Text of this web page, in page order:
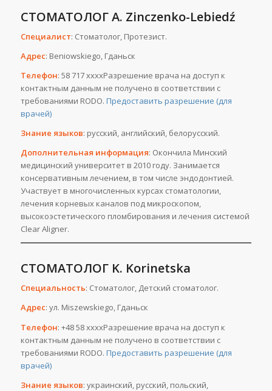
СТОМАТОЛОГ A. Zinczenko-Lebiedź
Специалист: Стоматолог, Протезист.
Адрес: Beniowskiego, Гданьск
Телефон: 58 717 ххххРазрешение врача на доступ к
контактным данным не получено в соответствии с
требованиями RODO. Предоставить разрешение (для
врачей)
Знание языков: русский, английский, белорусский.
Дополнительная информация: Окончила Минский
медицинский университет в 2010 году. Занимается
консервативным лечением, в том числе эндодонтией.
Участвует в многочисленных курсах стоматологии,
лечения корневых каналов под микроскопом,
высокоэстетического пломбирования и лечения системой
Clear Aligner.
СТОМАТОЛОГ K. Korinetska
Специальность: Стоматолог, Детский стоматолог.
Адрес: ул. Miszewskiego, Гданьск
Телефон: +48 58 ххххРазрешение врача на доступ к
контактным данным не получено в соответствии с
требованиями RODO. Предоставить разрешение (для
врачей)
Знание языков: украинский, русский, польский,